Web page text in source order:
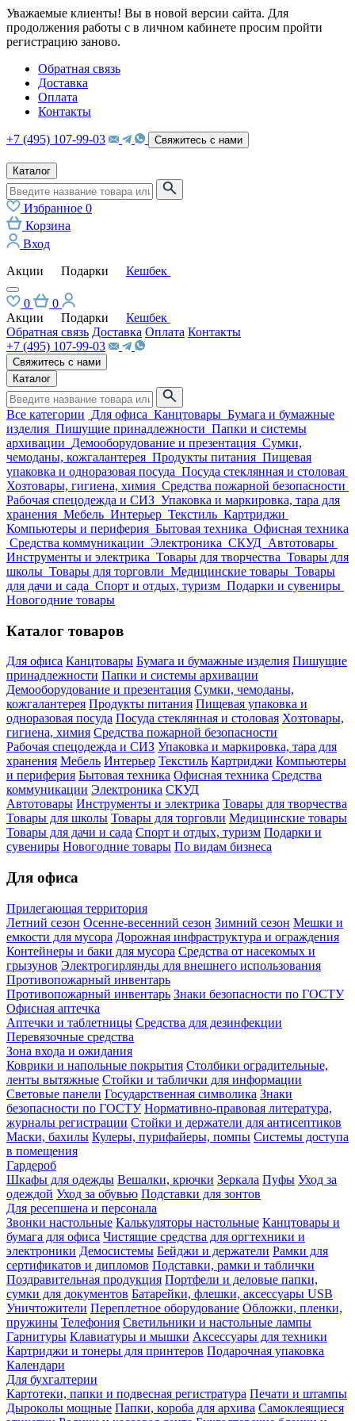
Уважаемые клиенты! Вы в новой версии сайта. Для
продолжения работы с в личном кабинете просим пройти
регистрацию заново.
Обратная связь
Доставка
Оплата
Контакты
+7 (495) 107-99-03 Свяжитесь с нами
Каталог
Избранное 0
Корзина
Вход
Акции
Подарки Кешбек
0
0
Акции
Подарки
Кешбек
Обратная связь Доставка Оплата Контакты
+7 (495) 107-99-03
Свяжитесь с нами
Каталог
Все категории Для офиса Канцтовары Бумага и бумажные
изделия Пишущие принадлежности Папки и системы
архивации Демооборудование и презентация Сумки,
чемоданы, кожгалантерея Продукты питания Пищевая
упаковка и одноразовая посуда Посуда стеклянная и столовая
Хозтовары, гигиена, химия Средства пожарной безопасности
Рабочая спецодежда и СИЗ Упаковка и маркировка, тара для
хранения Мебель Интерьер Текстиль Картриджи
Компьютеры и периферия Бытовая техника Офисная техника
Средства коммуникации Электроника СКУД Автотовары
Инструменты и электрика Товары для творчества Товары для
школы Товары для торговли Медицинские товары Товары
для дачи и сада Спорт и отдых, туризм Подарки и сувениры
Новогодние товары
Каталог товаров
Для офиса Канцтовары Бумага и бумажные изделия Пишущие
принадлежности Папки и системы архивации
Демооборудование и презентация Сумки, чемоданы,
кожгалантерея Продукты питания Пищевая упаковка и
одноразовая посуда Посуда стеклянная и столовая Хозтовары,
гигиена, химия Средства пожарной безопасности
Рабочая спецодежда и СИЗ Упаковка и маркировка, тара для
хранения Мебель Интерьер Текстиль Картриджи Компьютеры
и периферия Бытовая техника Офисная техника Средства
коммуникации Электроника СКУД
Автотовары Инструменты и электрика Товары для творчества
Товары для школы Товары для торговли Медицинские товары
Товары для дачи и сада Спорт и отдых, туризм Подарки и
сувениры Новогодние товары По видам бизнеса
Для офиса
Прилегающая территория
Летний сезон Осенне-весенний сезон Зимний сезон Мешки и
емкости для мусора Дорожная инфраструктура и ограждения
Контейнеры и баки для мусора Средства от насекомых и
грызунов Электрогирлянды для внешнего использования
Противопожарный инвентарь
Противопожарный инвентарь Знаки безопасности по ГОСТУ
Офисная аптечка
Аптечки и таблетницы Средства для дезинфекции
Перевязочные средства
Зона входа и ожидания
Коврики и напольные покрытия Столбики оградительные,
ленты вытяжные Стойки и таблички для информации
Световые панели Государственная символика Знаки
безопасности по ГОСТУ Нормативно-правовая литература,
журналы регистрации Стойки и держатели для антисептиков
Маски, бахилы Кулеры, пурифайеры, помпы Системы доступа
в помещения
Гардероб
Шкафы для одежды Вешалки, крючки Зеркала Пуфы Уход за
одеждой Уход за обувью Подставки для зонтов
Для ресепшена и персонала
Звонки настольные Калькуляторы настольные Канцтовары и
бумага для офиса Чистящие средства для оргтехники и
электроники Демосистемы Бейджи и держатели Рамки для
сертификатов и дипломов Подставки, рамки и таблички
Поздравительная продукция Портфели и деловые папки,
сумки для документов Батарейки, флешки, аксессуары USB
Уничтожители Переплетное оборудование Обложки, пленки,
пружины Телефония Светильники и настольные лампы
Гарнитуры Клавиатуры и мышки Аксессуары для техники
Картриджи и тонеры для принтеров Подарочная упаковка
Календари
Для бухгалтерии
Картотеки, папки и подвесная регистратура Печати и штампы
Дыроколы мощные Папки, короба для архива Самоклеящиеся